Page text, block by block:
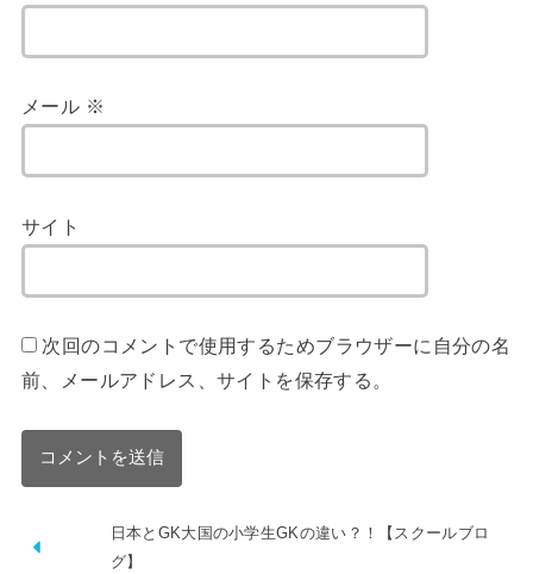
メール ※
サイト
次回のコメントで使用するためブラウザーに自分の名
前、メールアドレス、サイトを保存する。
日本とGK大国の小学生GKの違い？！【スクールブロ
グ】